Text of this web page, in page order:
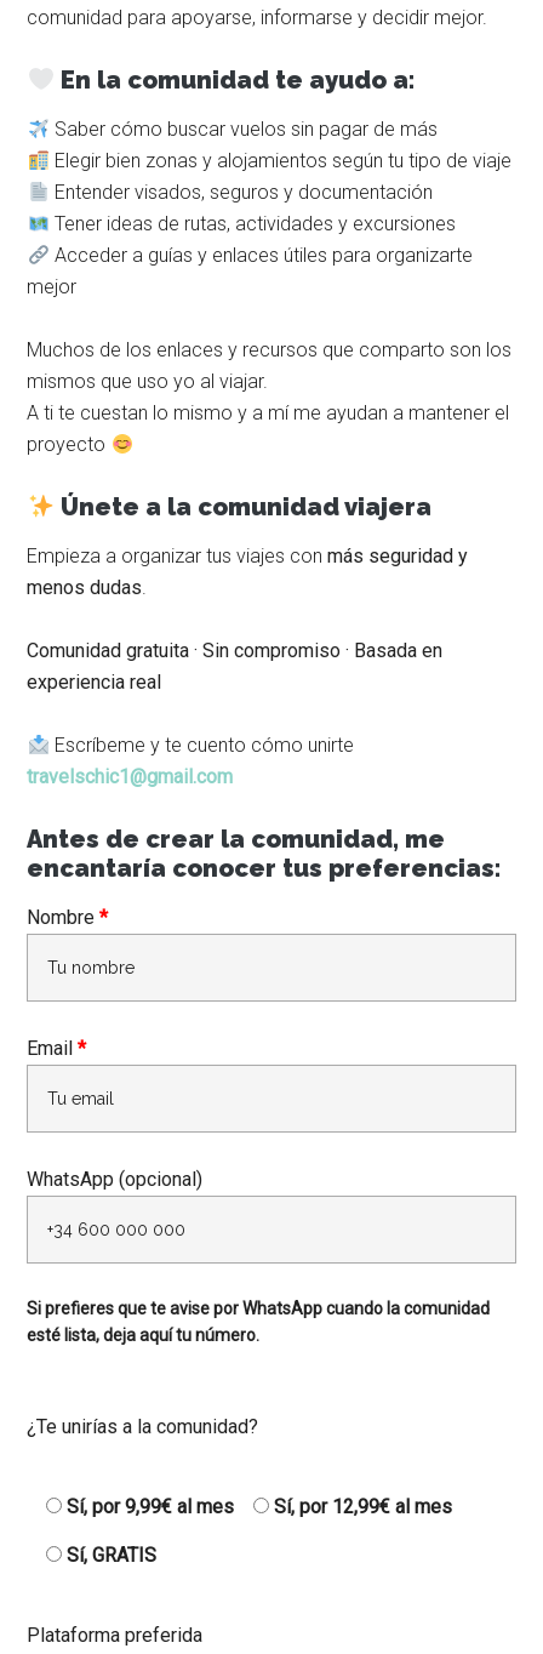
comunidad para apoyarse, informarse y decidir mejor.
En la comunidad te ayudo a:
Saber cómo buscar vuelos sin pagar de más
Elegir bien zonas y alojamientos según tu tipo de viaje
Entender visados, seguros y documentación
Tener ideas de rutas, actividades y excursiones
Acceder a guías y enlaces útiles para organizarte
mejor
Muchos de los enlaces y recursos que comparto son los
mismos que uso yo al viajar.
A ti te cuestan lo mismo y a mí me ayudan a mantener el
proyecto
Únete a la comunidad viajera
Empieza a organizar tus viajes conmás seguridad y
menos dudas.
Comunidad gratuita · Sin compromiso · Basada en
experiencia real
Escríbeme y te cuento cómo unirte
travelschic1@gmail.com
Antes de crear la comunidad, me
encantaría conocer tus preferencias:
Nombre *
Email *
WhatsApp (opcional)
Si prefieres que te avise por WhatsApp cuando la comunidad
esté lista, deja aquí tu número.
¿Te unirías a la comunidad?
Sí, por 9,99€ al mes Sí, por 12,99€ al mes
Sí, GRATIS
Plataforma preferida